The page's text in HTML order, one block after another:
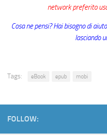
network preferito
Cosa ne pensi? Hai bisogno di
lasciando
Tags: eBook epub mobi
FOLLOW: